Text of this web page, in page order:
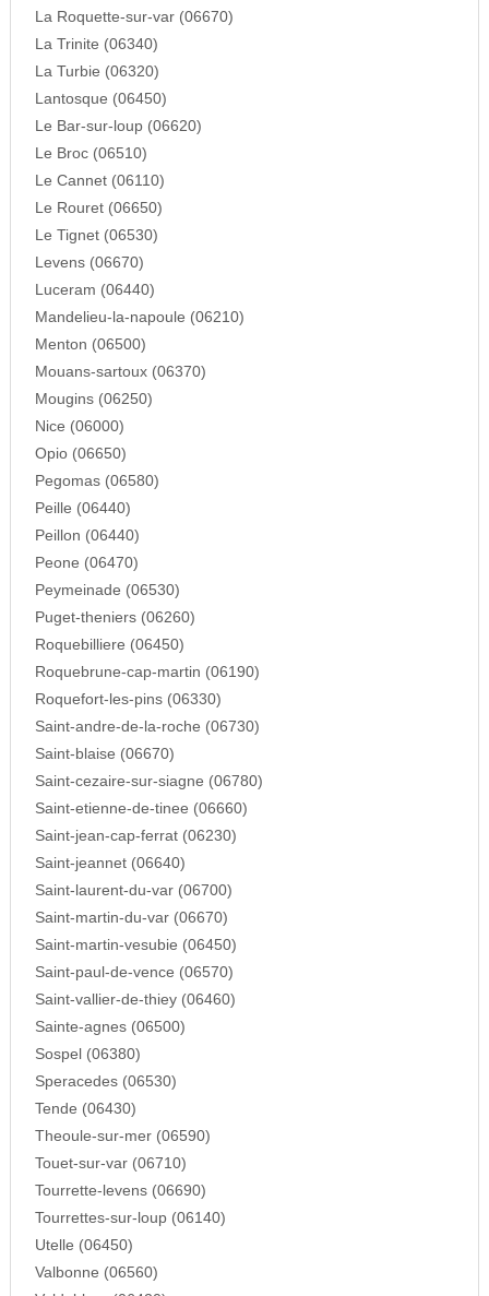
La Roquette-sur-var (06670)
La Trinite (06340)
La Turbie (06320)
Lantosque (06450)
Le Bar-sur-loup (06620)
Le Broc (06510)
Le Cannet (06110)
Le Rouret (06650)
Le Tignet (06530)
Levens (06670)
Luceram (06440)
Mandelieu-la-napoule (06210)
Menton (06500)
Mouans-sartoux (06370)
Mougins (06250)
Nice (06000)
Opio (06650)
Pegomas (06580)
Peille (06440)
Peillon (06440)
Peone (06470)
Peymeinade (06530)
Puget-theniers (06260)
Roquebilliere (06450)
Roquebrune-cap-martin (06190)
Roquefort-les-pins (06330)
Saint-andre-de-la-roche (06730)
Saint-blaise (06670)
Saint-cezaire-sur-siagne (06780)
Saint-etienne-de-tinee (06660)
Saint-jean-cap-ferrat (06230)
Saint-jeannet (06640)
Saint-laurent-du-var (06700)
Saint-martin-du-var (06670)
Saint-martin-vesubie (06450)
Saint-paul-de-vence (06570)
Saint-vallier-de-thiey (06460)
Sainte-agnes (06500)
Sospel (06380)
Speracedes (06530)
Tende (06430)
Theoule-sur-mer (06590)
Touet-sur-var (06710)
Tourrette-levens (06690)
Tourrettes-sur-loup (06140)
Utelle (06450)
Valbonne (06560)